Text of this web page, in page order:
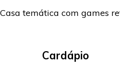
Casa temática com games
Cardápio